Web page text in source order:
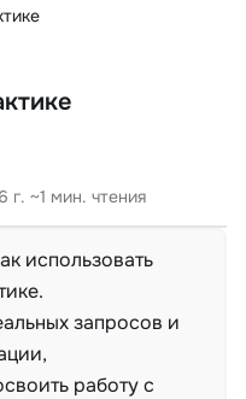
г. ~1 мин. чтения
использовать
запросов и
работу с